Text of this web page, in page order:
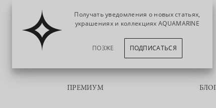
ПРЕМИУМ БЛОГ
Получать уведомления о новых статьях,
украшениях и коллекциях AQUAMARINE
ПОЗЖЕ ПОДПИСАТЬСЯ